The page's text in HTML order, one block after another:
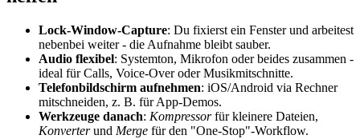
Lock-Window-Capture: Du fixierst ein Fenster und arbeitest
nebenbei weiter - die Aufnahme bleibt sauber.
Audio flexibel: Systemton, Mikrofon oder beides zusammen -
ideal für Calls, Voice-Over oder Musikmitschnitte.
Telefonbildschirm aufnehmen: iOS/Android via Rechner
mitschneiden, z. B. für App-Demos.
Werkzeuge danach: Kompressorfür kleinere Dateien,
Konverterund Merge für den "One-Stop"-Workflow.